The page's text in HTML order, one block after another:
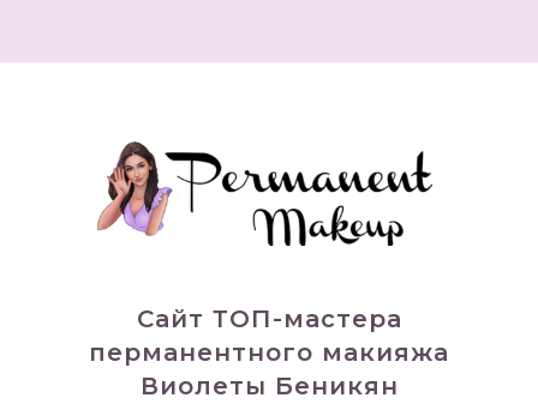
Сайт ТОП-мастера
перманентного макияжа
Виолеты Беникян